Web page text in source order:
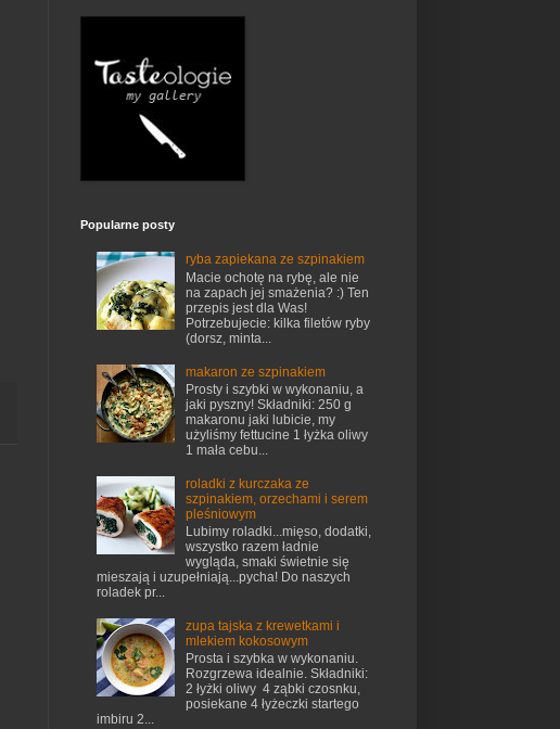
Popularne posty
ryba zapiekana ze szpinakiem
Macie ochotę na rybę, ale nie
na zapach jej smażenia? :) Ten
przepis jest dla Was!
Potrzebujecie: kilka filetów ryby
(dorsz, minta...
makaron ze szpinakiem
Prosty i szybki w wykonaniu, a
jaki pyszny! Składniki: 250 g
makaronu jaki lubicie, my
użyliśmy fettucine 1 łyżka oliwy
1 mała cebu...
roladki z kurczaka ze
szpinakiem, orzechami i serem
pleśniowym
Lubimy roladki...mięso, dodatki,
wszystko razem ładnie
wygląda, smaki świetnie się
mieszają i uzupełniają...pycha! Do naszych
roladek pr...
zupa tajska z krewetkami i
mlekiem kokosowym
Prosta i szybka w wykonaniu.
Rozgrzewa idealnie. Składniki:
2 łyżki oliwy 4 ząbki czosnku,
posiekane 4 łyżeczki startego
imbiru 2...